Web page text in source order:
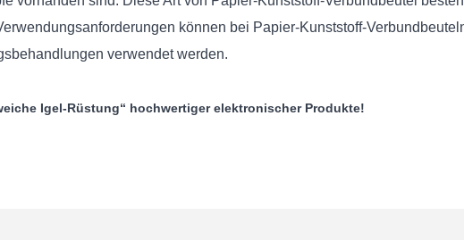
können bei Papier-Kunststoff-
verwendet werden.
Igel-Rüstung“ hochwertiger elektronischer Produkte!